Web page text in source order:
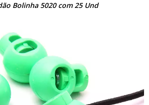
Bolinha 5020 com 25 Und